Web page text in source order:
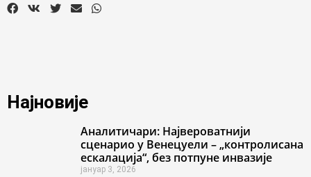
Најновије
Аналитичари: Највероватнији
сценарио у Венецуели – „контролисана
ескалација“, без потпуне инвазије
јануар 3, 2026